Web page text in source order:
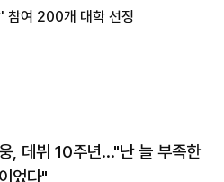
참여 200개 대학 선정
, 데뷔 10주년…"난 늘 부족한
었다"